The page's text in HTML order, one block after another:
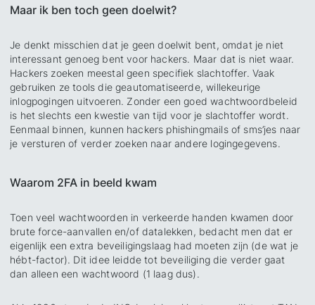
Maar ik ben toch geen doelwit?
Je denkt misschien dat je geen doelwit bent, omdat je niet
interessant genoeg bent voor hackers. Maar dat is niet waar.
Hackers zoeken meestal geen specifiek slachtoffer. Vaak
gebruiken ze tools die geautomatiseerde, willekeurige
inlogpogingen uitvoeren. Zonder een goed wachtwoordbeleid
is het slechts een kwestie van tijd voor je slachtoffer wordt.
Eenmaal binnen, kunnen hackers phishingmails of sms’jes naar
je versturen of verder zoeken naar andere logingegevens.
Waarom 2FA in beeld kwam
Toen veel wachtwoorden in verkeerde handen kwamen door
brute force-aanvallen en/of datalekken, bedacht men dat er
eigenlijk een extra beveiligingslaag had moeten zijn (de wat je
hébt-factor). Dit idee leidde tot beveiliging die verder gaat
dan alleen een wachtwoord (1 laag dus).